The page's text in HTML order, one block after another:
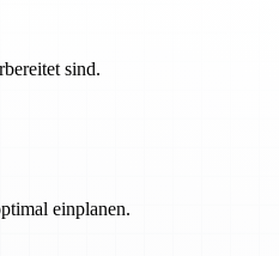
sind.
einplanen.